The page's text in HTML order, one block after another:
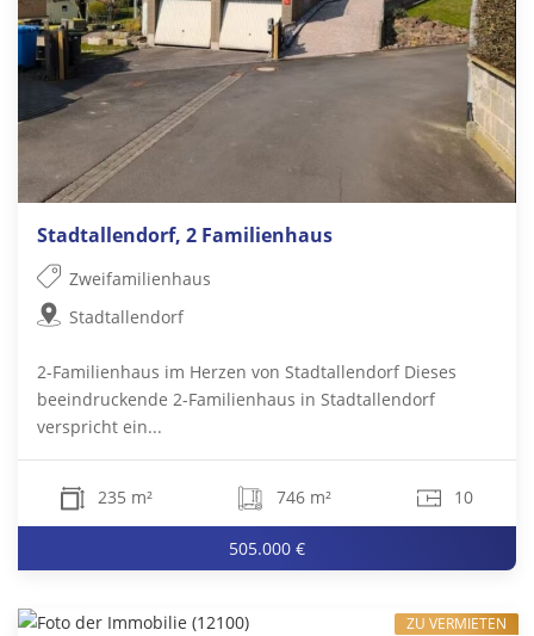
Stadtallendorf, 2 Familienhaus
Zweifamilienhaus
Stadtallendorf
2-Familienhaus im Herzen von Stadtallendorf Dieses
beeindruckende 2-Familienhaus in Stadtallendorf
verspricht ein...
235 m² 746 m² 10
505.000 €
ZU VERMIETEN